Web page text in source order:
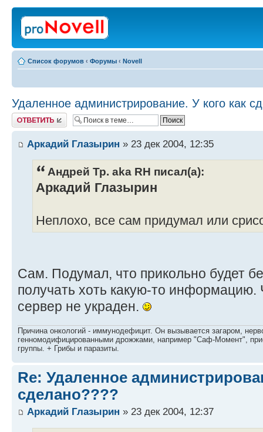
Список форумов ‹ Форумы ‹ Novell
Удаленное администрирование. У кого как
Ответить
Аркадий Глазырин » 23 дек 2004, 12:35
Андрей Тр. aka RH писал(а):
Аркадий Глазырин
Неплохо, все сам придумал или
Сам. Подумал, что прикольно будет
получать хоть какую-то информацию.
сервер не украден.
Причина онкологий - иммунодефицит. Он вызывается загаром,
генномодифицированными дрожжами, например "Саф-Момент",
группы. + Грибы и паразиты.
Re: Удаленное
сделано????
Аркадий Глазырин » 23 дек 2004, 12:37